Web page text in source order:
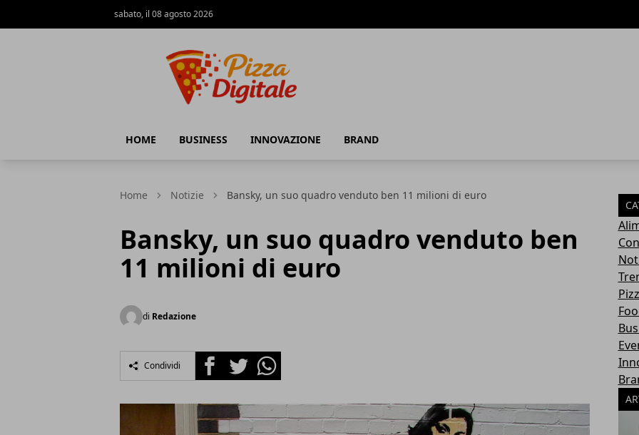
sabato, il 08 agosto 2026
HOME BUSINESS INNOVAZIONE BRAND
Home Notizie Bansky, un suo quadro venduto ben 11 milioni di euro
Bansky, un suo quadro venduto ben
11 milioni di euro
di Redazione
Condividi FacebookTwitterWhatsapp